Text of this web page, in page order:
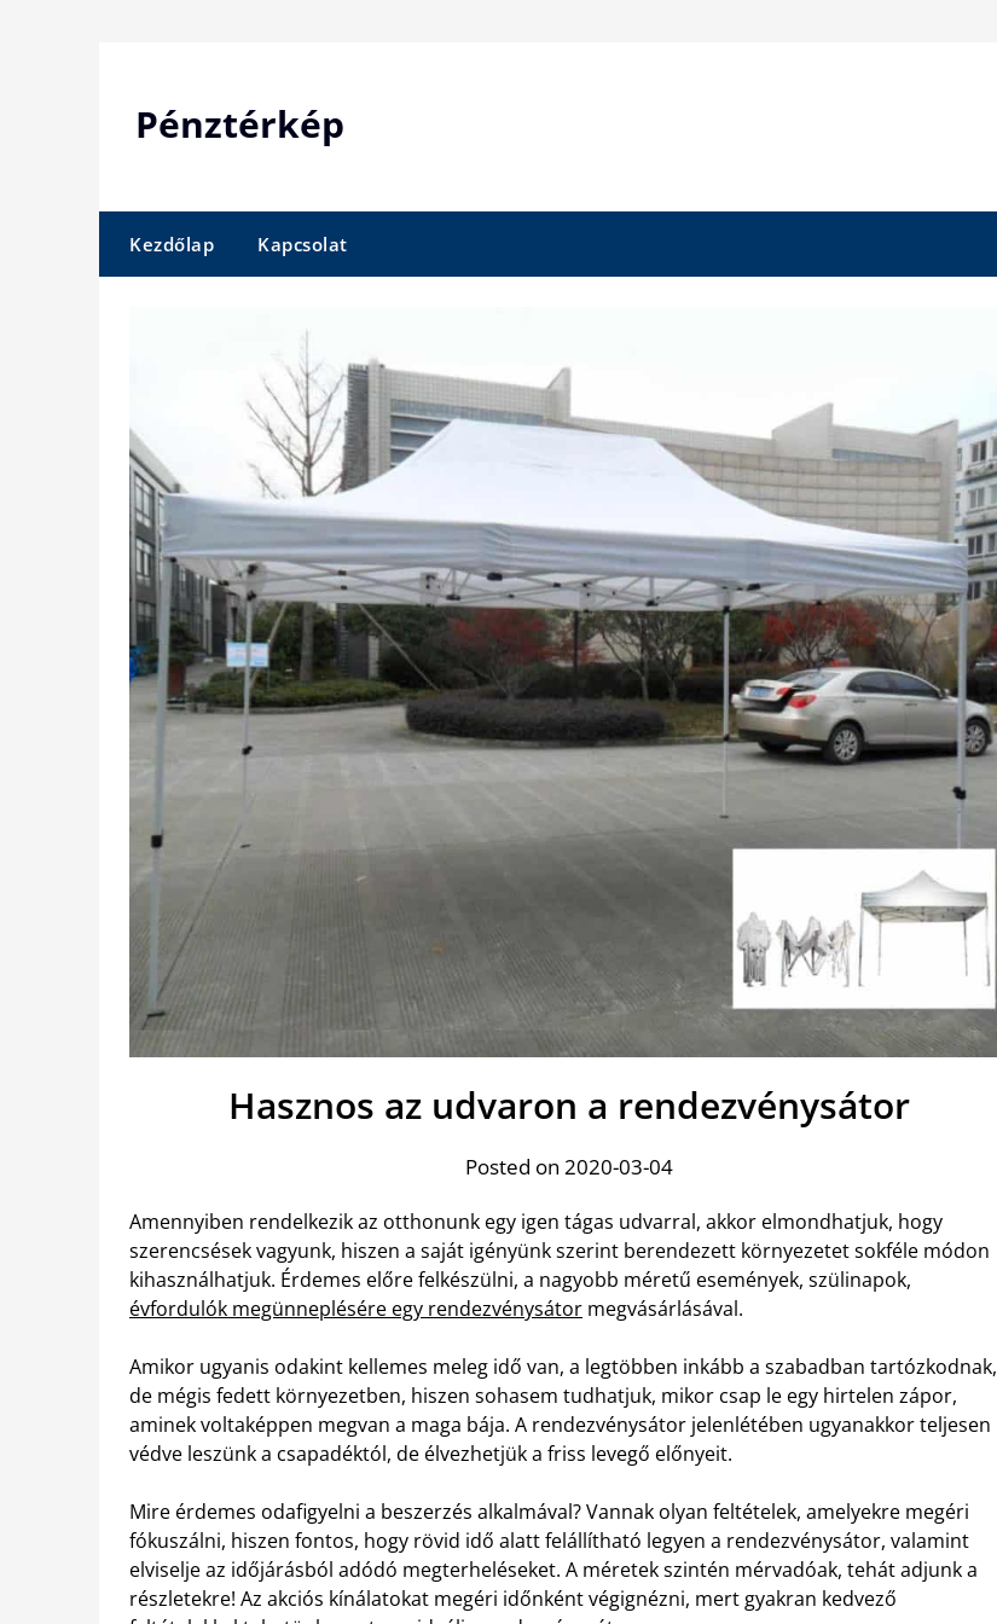
Pénztérkép
Kezdőlap Kapcsolat
Hasznos az udvaron a rendezvénysátor
Posted on 2020-03-04
Amennyiben rendelkezik az otthonunk egy igen tágas udvarral, akkor elmondhatjuk, hogy
szerencsések vagyunk, hiszen a saját igényünk szerint berendezett környezetet sokféle módon
kihasználhatjuk. Érdemes előre felkészülni, a nagyobb méretű események, szülinapok,
évfordulók megünneplésére egy rendezvénysátor megvásárlásával.
Amikor ugyanis odakint kellemes meleg idő van, a legtöbben inkább a szabadban tartózkodnak,
de mégis fedett környezetben, hiszen sohasem tudhatjuk, mikor csap le egy hirtelen zápor,
aminek voltaképpen megvan a maga bája. A rendezvénysátor jelenlétében ugyanakkor teljesen
védve leszünk a csapadéktól, de élvezhetjük a friss levegő előnyeit.
Mire érdemes odafigyelni a beszerzés alkalmával? Vannak olyan feltételek, amelyekre megéri
fókuszálni, hiszen fontos, hogy rövid idő alatt felállítható legyen a rendezvénysátor, valamint
elviselje az időjárásból adódó megterheléseket. A méretek szintén mérvadóak, tehát adjunk a
részletekre! Az akciós kínálatokat megéri időnként végignézni, mert gyakran kedvező